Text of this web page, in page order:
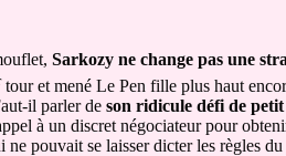
Sarkozy ne change pas une
tour et mené Le Pen fille plus haut
il parler de son ridicule défi de
à un discret négociateur pour
pouvait se laisser dicter les règles